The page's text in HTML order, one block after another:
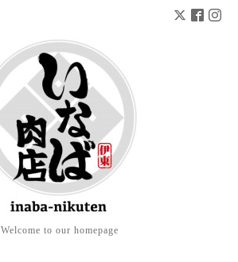
Welcome to our homepage